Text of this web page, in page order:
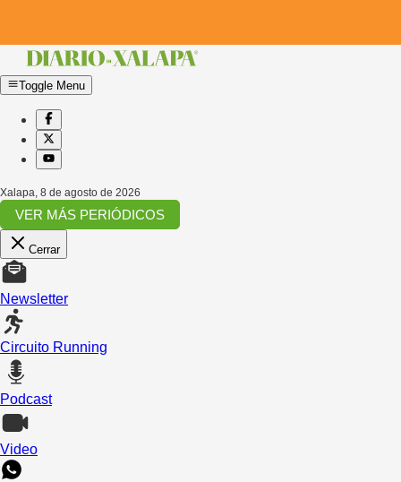
Toggle Menu
Xalapa, 8 de agosto de 2026
VER MÁS PERIÓDICOS
Cerrar
Newsletter
Circuito Running
Podcast
Video